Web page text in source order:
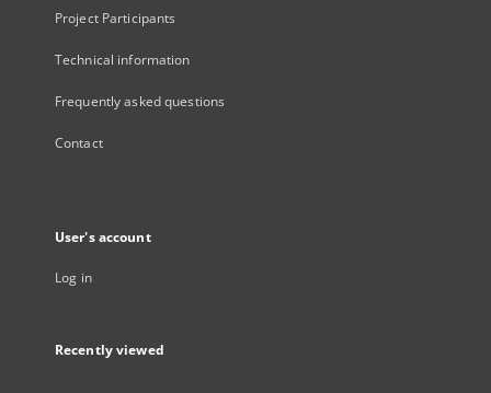
Project Participants
Technical information
Frequently asked questions
Contact
User's account
Log in
Recently viewed